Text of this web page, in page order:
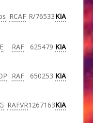
RCAF R/76533KIA
RAF 625479 KIA
RAF 650253 KIA
RAFVR1267163KIA